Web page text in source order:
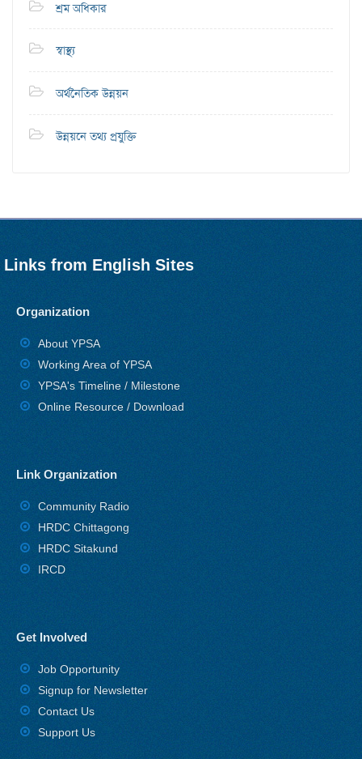
শ্রম অধিকার
স্বাস্থ্য
অর্থনৈতিক উন্নয়ন
উন্নয়নে তথ্য প্রযুক্তি
Links from English Sites
Organization
About YPSA
Working Area of YPSA
YPSA's Timeline / Milestone
Online Resource / Download
Link Organization
Community Radio
HRDC Chittagong
HRDC Sitakund
IRCD
Get Involved
Job Opportunity
Signup for Newsletter
Contact Us
Support Us